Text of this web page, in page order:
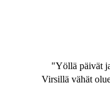
"Yöllä päivät
Virsillä vähät